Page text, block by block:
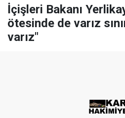
İçişleri Bakanı
ötesinde de varız
varız"